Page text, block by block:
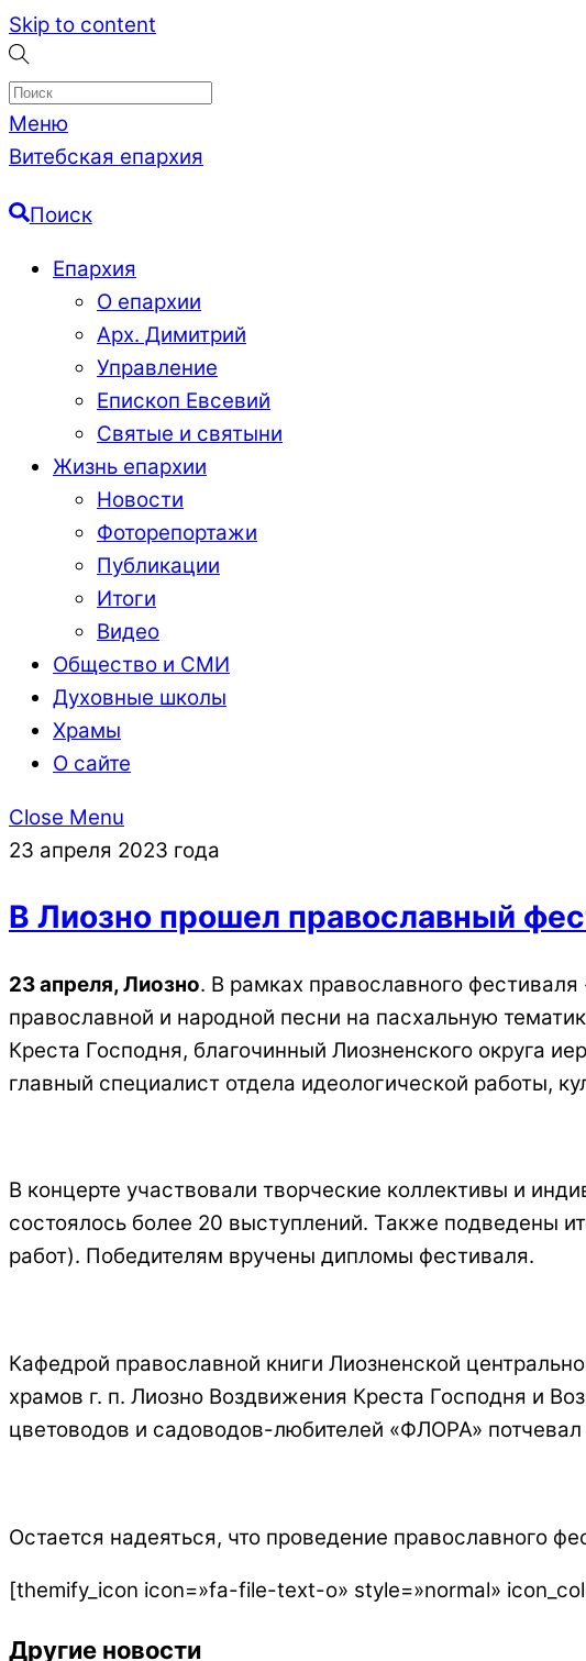
Skip to content
Меню
Витебская епархия
Поиск
Епархия
О епархии
Арх. Димитрий
Управление
Епископ Евсевий
Святые и святыни
Жизнь епархии
Новости
Фоторепортажи
Публикации
Итоги
Видео
Общество и СМИ
Духовные школы
Храмы
О сайте
Close Menu
23 апреля 2023 года
В Лиозно прошел православный
23 апреля, Лиозно. В рамках православного
православной и народной песни на пасхальную
Креста Господня, благочинный Лиозненского округа
главный специалист отдела идеологической работы,
В концерте участвовали творческие коллективы и
состоялось более 20 выступлений. Также подведены
работ). Победителям вручены дипломы фестиваля.
Кафедрой православной книги Лиозненской
храмов г. п. Лиозно Воздвижения Креста Господня и
цветоводов и садоводов-любителей «ФЛОРА»
Остается надеяться, что проведение православного
[themify_icon icon=»fa-file-text-o» style=»normal»
Другие новости